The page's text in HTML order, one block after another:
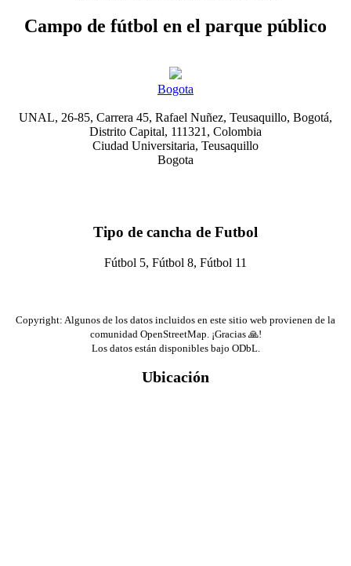
Campo de fútbol en el parque público
Bogota
UNAL, 26-85, Carrera 45, Rafael Nuñez, Teusaquillo, Bogotá,
Distrito Capital, 111321, Colombia
Ciudad Universitaria, Teusaquillo
Bogota
Tipo de cancha de Futbol
Fútbol 5, Fútbol 8, Fútbol 11
Copyright: Algunos de los datos incluidos en este sitio web provienen de la
comunidad OpenStreetMap. ¡Gracias 🙏!
Los datos están disponibles bajo ODbL.
Ubicación